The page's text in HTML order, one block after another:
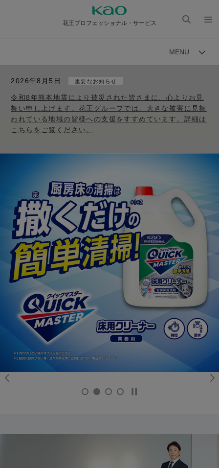
花王プロフェッショナル・サービス
く
MENU
2026年8月5日 重要なお知らせ
令和8年熊本地震により被災された皆さまに、心よりお見
舞い申し上げます。花王グループでは、大きな被害に見舞
われている地域の皆様への支援をすすめています。詳細は
こちらをご覧ください。